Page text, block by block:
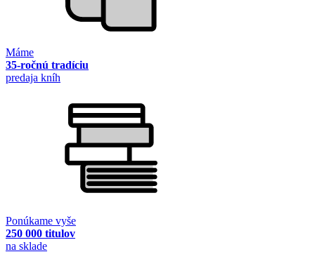
Máme
35-ročnú tradíciu
predaja kníh
Ponúkame vyše
250 000 titulov
na sklade